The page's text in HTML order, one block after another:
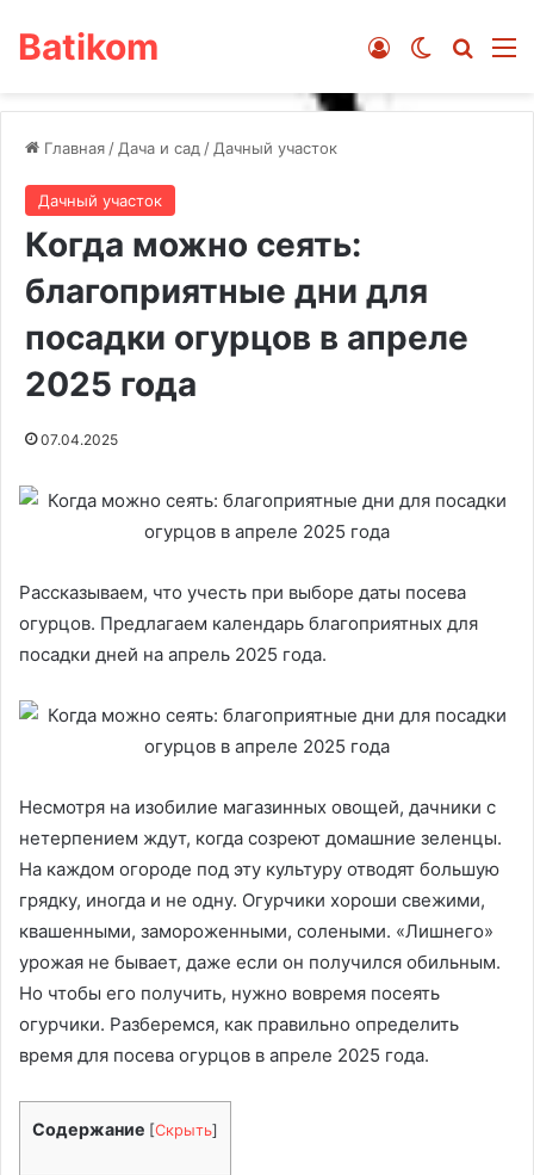
Batikom Switch skin
Войти
Главная / Дача и сад / Дачный участок
Дачный участок
Когда можно сеять:
благоприятные дни для
посадки огурцов в апреле
2025 года
07.04.2025
Рассказываем, что учесть при выборе даты посева
огурцов. Предлагаем календарь благоприятных для
посадки дней на апрель 2025 года.
Несмотря на изобилие магазинных овощей, дачники с
нетерпением ждут, когда созреют домашние зеленцы.
На каждом огороде под эту культуру отводят большую
грядку, иногда и не одну. Огурчики хороши свежими,
квашенными, замороженными, солеными. «Лишнего»
урожая не бывает, даже если он получился обильным.
Но чтобы его получить, нужно вовремя посеять
огурчики. Разберемся, как правильно определить
время для посева огурцов в апреле 2025 года.
Содержание [Скрыть]